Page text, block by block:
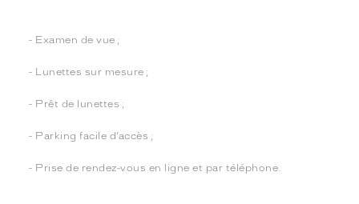
- Examen de vue ;
- Lunettes sur mesure ;
- Prêt de lunettes ;
- Parking facile d’accès ;
- Prise de rendez-vous en ligne et par téléphone.